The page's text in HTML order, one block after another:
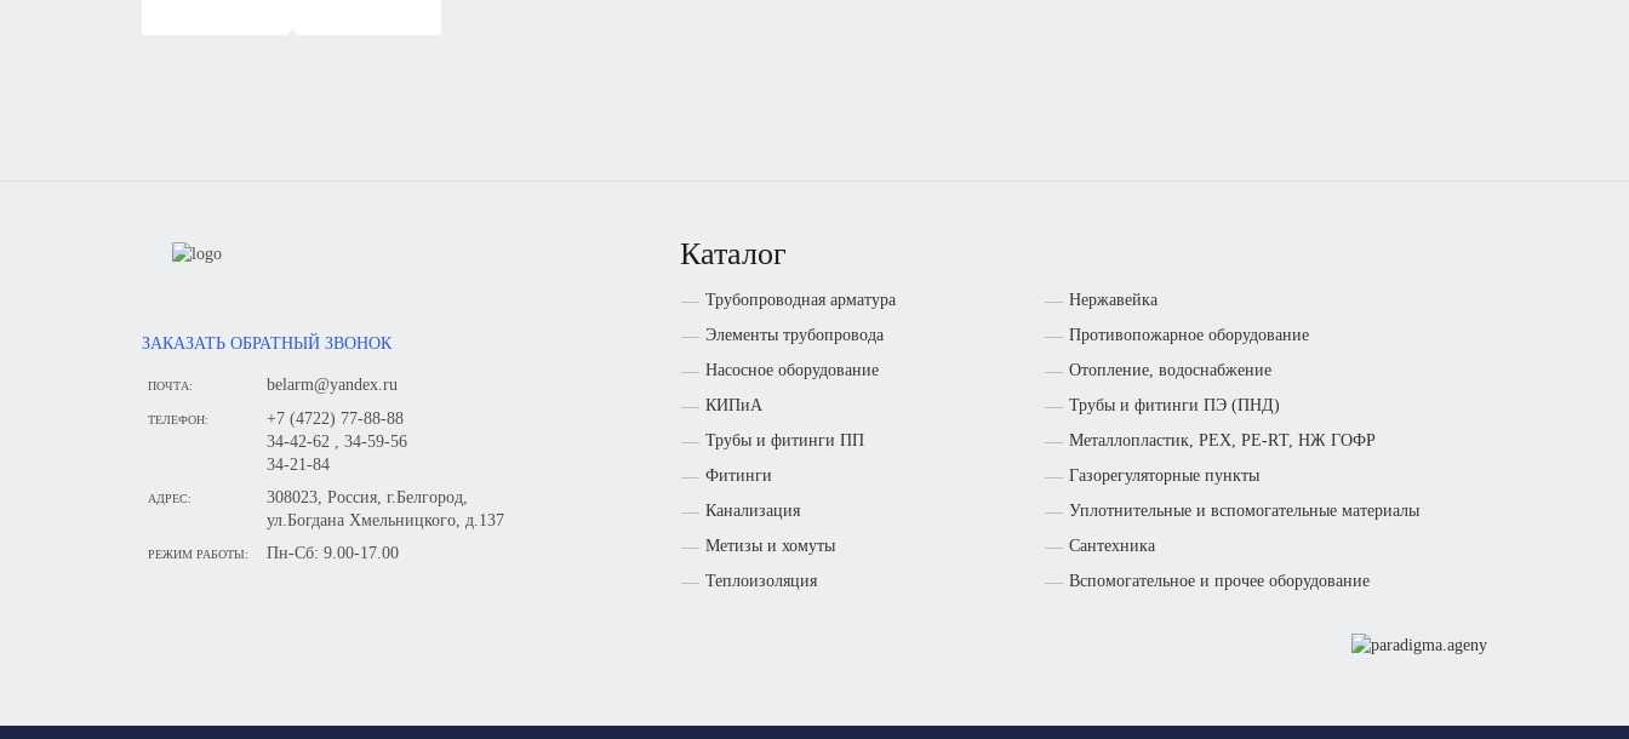
ЗАКАЗАТЬ ОБРАТНЫЙ ЗВОНОК
ПОЧТА: belarm@yandex.ru
ТЕЛЕФОН:
+7 (4722) 77-88-88
34-42-62 , 34-59-56
34-21-84
АДРЕС:
308023, Россия, г.Белгород,
ул.Богдана Хмельницкого, д.137
РЕЖИМ РАБОТЫ: Пн-Сб: 9.00-17.00
Каталог
Трубопроводная арматура
Нержавейка
Элементы трубопровода
Противопожарное оборудование
Насосное оборудование
Отопление, водоснабжение
КИПиА
Трубы и фитинги ПЭ (ПНД)
Трубы и фитинги ПП
Металлопластик, РЕХ, РЕ-RТ, НЖ ГОФР
Фитинги
Газорегуляторные пункты
Канализация
Уплотнительные и вспомогательные материалы
Метизы и хомуты
Сантехника
Теплоизоляция
Вспомогательное и прочее оборудование